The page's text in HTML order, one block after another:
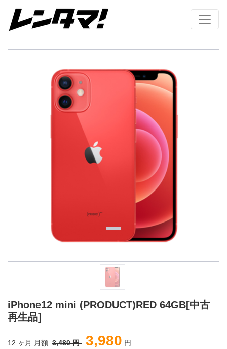
iPhone12 mini (PRODUCT)RED 64GB[中古
再生品]
12 ヶ月 月額: 3,480 円 3,980 円